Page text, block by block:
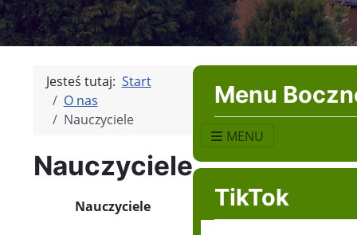
Menu
MENU
TikTok
Jesteś tutaj: Start
O nas
Nauczyciele
Nauczyciele
Nauczyciele